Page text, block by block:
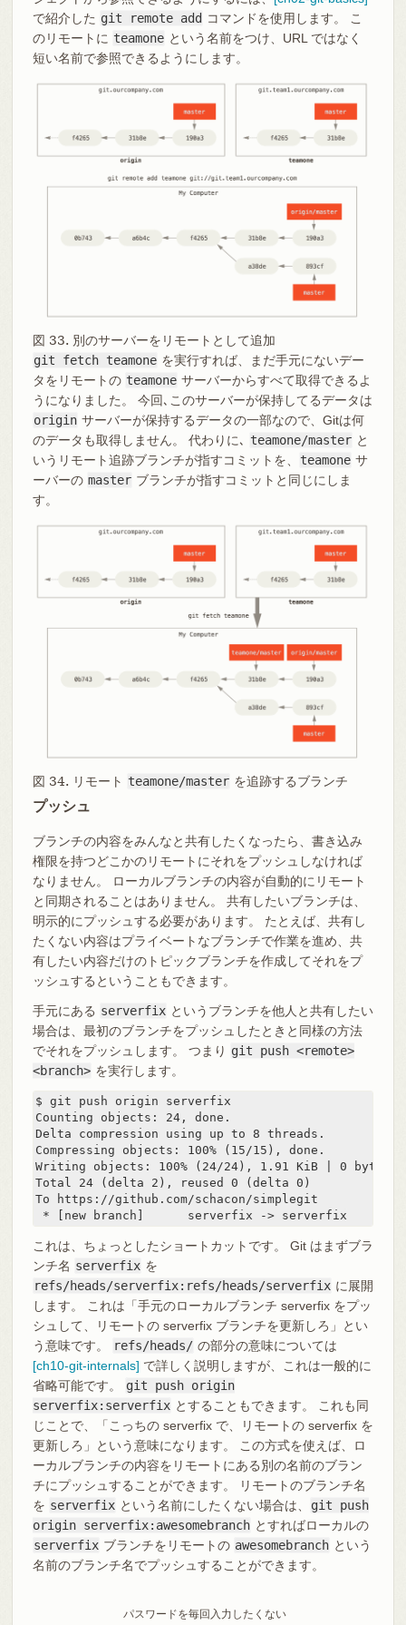
で紹介した git remote add コマンドを使用します。 こ
のリモートに teamone という名前をつけ、URL ではなく
短い名前で参照できるようにします。
図 33. 別のサーバーをリモートとして追加
git fetch teamone を実行すれば、まだ手元にないデー
タをリモートの teamone サーバーからすべて取得できるよ
うになりました。 今回､このサーバーが保持してるデータは
origin サーバーが保持するデータの一部なので、Gitは何
のデータも取得しません。 代わりに､
teamone/master と
いうリモート追跡ブランチが指すコミットを、
teamone サ
ーバーの master ブランチが指すコミットと同じにしま
す。
図 34. リモート teamone/master を追跡するブランチ
プッシュ
ブランチの内容をみんなと共有したくなったら、書き込み
権限を持つどこかのリモートにそれをプッシュしなければ
なりません。 ローカルブランチの内容が自動的にリモート
と同期されることはありません。 共有したいブランチは、
明示的にプッシュする必要があります。 たとえば、共有し
たくない内容はプライベートなブランチで作業を進め、共
有したい内容だけのトピックブランチを作成してそれをプ
ッシュするということもできます。
手元にある serverfix というブランチを他人と共有したい
場合は、最初のブランチをプッシュしたときと同様の方法
でそれをプッシュします。 つまり git push <remote>
<branch> を実行します。
$ git push origin serverfix
Counting objects: 24, done.
Delta compression using up to 8 threads.
Compressing objects: 100% (15/15), done.
Writing objects: 100% (24/24), 1.91 KiB | 0 bytes/
Total 24 (delta 2), reused 0 (delta 0)
To https://github.com/schacon/simplegit
* [new branch]      serverfix -> serverfix
これは、ちょっとしたショートカットです。 Git はまずブラ
ンチ名 serverfix を
refs/heads/serverfix:refs/heads/serverfix に展開
します。 これは「手元のローカルブランチ serverfix をプッ
シュして、リモートの serverfix ブランチを更新しろ」とい
う意味です。
refs/heads/ の部分の意味については
[ch10-git-internals] で詳しく説明しますが、これは一般的に
省略可能です。
git push origin
serverfix:serverfix とすることもできます。 これも同
じことで、「こっちの serverfix で、リモートの serverfix を
更新しろ」という意味になります。 この方式を使えば、ロ
ーカルブランチの内容をリモートにある別の名前のブラン
チにプッシュすることができます。 リモートのブランチ名
を serverfix という名前にしたくない場合は、
git push
origin serverfix:awesomebranch とすればローカルの
serverfix ブランチをリモートの awesomebranch という
名前のブランチ名でプッシュすることができます。
パスワードを毎回入力したくない